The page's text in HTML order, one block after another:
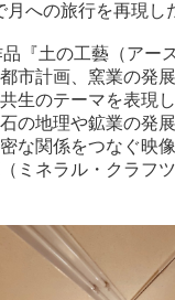
への旅行を再現し
『土の工藝（アー
市計画、窯業の発
生のテーマを表現
の地理や鉱業の発
な関係をつなぐ映
ミネラル・クラフ